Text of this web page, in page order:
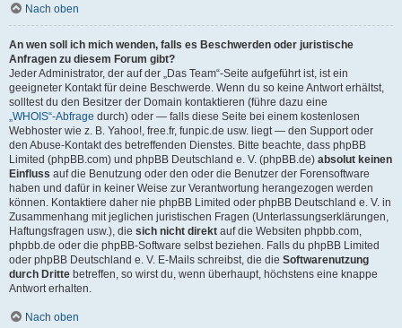
Nach oben
An wen soll ich mich wenden, falls es Beschwerden oder juristische
Anfragen zu diesem Forum gibt?
Jeder Administrator, der auf der „Das Team“-Seite aufgeführt ist, ist ein
geeigneter Kontakt für deine Beschwerde. Wenn du so keine Antwort erhältst,
solltest du den Besitzer der Domain kontaktieren (führe dazu eine
„WHOIS“-Abfrage durch) oder — falls diese Seite bei einem kostenlosen
Webhoster wie z. B. Yahoo!, free.fr, funpic.de usw. liegt — den Support oder
den Abuse-Kontakt des betreffenden Dienstes. Bitte beachte, dass phpBB
Limited (phpBB.com) und phpBB Deutschland e. V. (phpBB.de) absolut keinen
Einfluss auf die Benutzung oder den oder die Benutzer der Forensoftware
haben und dafür in keiner Weise zur Verantwortung herangezogen werden
können. Kontaktiere daher nie phpBB Limited oder phpBB Deutschland e. V. in
Zusammenhang mit jeglichen juristischen Fragen (Unterlassungserklärungen,
Haftungsfragen usw.), die sich nicht direkt auf die Websiten phpbb.com,
phpbb.de oder die phpBB-Software selbst beziehen. Falls du phpBB Limited
oder phpBB Deutschland e. V. E-Mails schreibst, die die Softwarenutzung
durch Dritte betreffen, so wirst du, wenn überhaupt, höchstens eine knappe
Antwort erhalten.
Nach oben